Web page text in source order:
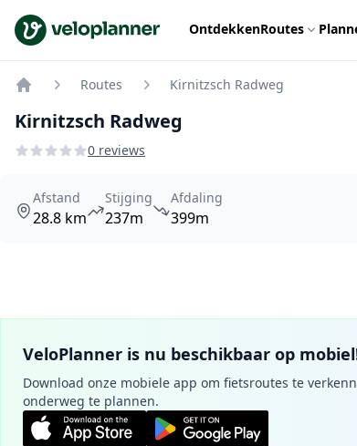
VeloPlanner OntdekkenRoutes
Routes Kirnitzsch Radweg
Kirnitzsch Radweg
0 reviews
Afstand
28.8 km
Stijging
237m
Afdaling
399m
VeloPlanner is nu beschikbaar op
Download onze mobiele app om fietsroutes te
onderweg te plannen.